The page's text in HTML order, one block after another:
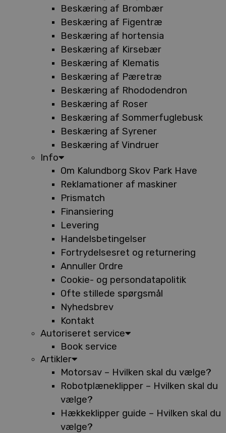
Beskæring af Brombær
Beskæring af Figentræ
Beskæring af hortensia
Beskæring af Kirsebær
Beskæring af Klematis
Beskæring af Pæretræ
Beskæring af Rhododendron
Beskæring af Roser
Beskæring af Sommerfuglebusk
Beskæring af Syrener
Beskæring af Vindruer
Info
Om Kalundborg Skov Park Have
Reklamationer af maskiner
Prismatch
Finansiering
Levering
Handelsbetingelser
Fortrydelsesret og returnering
Annuller Ordre
Cookie- og persondatapolitik
Ofte stillede spørgsmål
Nyhedsbrev
Kontakt
Autoriseret service
Book service
Artikler
Motorsav – Hvilken skal du vælge?
Robotplæneklipper – Hvilken skal du
vælge?
Hækkeklipper guide – Hvilken skal du
vælge?